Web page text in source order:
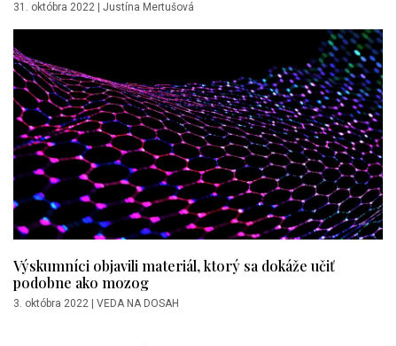
31. októbra 2022 Justína Mertušová
Výskumníci objavili materiál, ktorý sa dokáže učiť
podobne ako mozog
3. októbra 2022 | VEDA NA DOSAH